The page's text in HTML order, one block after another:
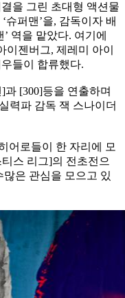
을 그린 초대형 액션물
슈퍼맨’을, 감독이자 배
역을 맡았다. 여기에
이젠버그, 제레미 아이
들이 합류했다.
[300]등을 연출하며
력파 감독 잭 스나이더
어로들이 한 자리에 모
스 리그]의 전초전으
은 관심을 모으고 있